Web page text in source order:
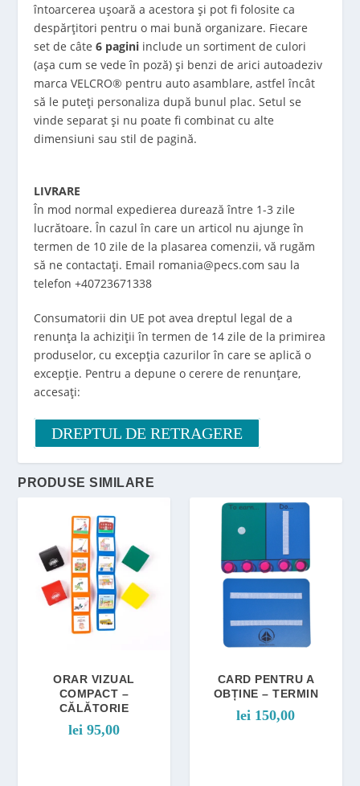
întoarcerea ușoară a acestora și pot fi folosite ca
despărțitori pentru o mai bună organizare. Fiecare
set de câte6 pagini include un sortiment de culori
(așa cum se vede în poză) și benzi de arici autoadeziv
marca VELCRO® pentru auto asamblare, astfel încât
să le puteți personaliza după bunul plac. Setul se
vinde separat și nu poate fi combinat cu alte
dimensiuni sau stil de pagină.
LIVRARE
În mod normal expedierea durează între 1-3 zile
lucrătoare.În cazul în care un articol nu ajunge în
termen de 10 zile de la plasarea comenzii, vă rugăm
să ne contactați. Email romania@pecs.com sau la
telefon +40723671338
Consumatorii din UE pot avea dreptul legal de a
renunța la achiziții în termen de 14 zile de la primirea
produselor, cu excepția cazurilor în care se aplică o
excepție. Pentru a depune o cerere de renunțare,
accesați:
DREPTUL DE RETRAGERE
PRODUSE SIMILARE
ORAR VIZUAL
COMPACT –
CĂLĂTORIE
lei 95,00
CARD PENTRU A
OBȚINE – TERMIN
lei 150,00